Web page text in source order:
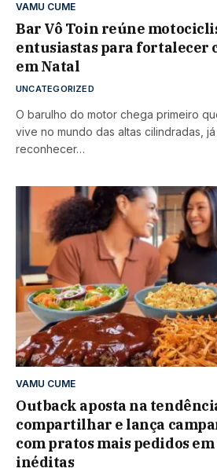
VAMU CUME
Bar Vô Toin reúne
entusiastas para fortalecer
em Natal
UNCATEGORIZED
O barulho do motor chega primeiro
vive no mundo das altas cilindradas,
reconhecer…
VAMU CUME
Outback aposta na
compartilhar e lança
com pratos mais pedidos
inéditas